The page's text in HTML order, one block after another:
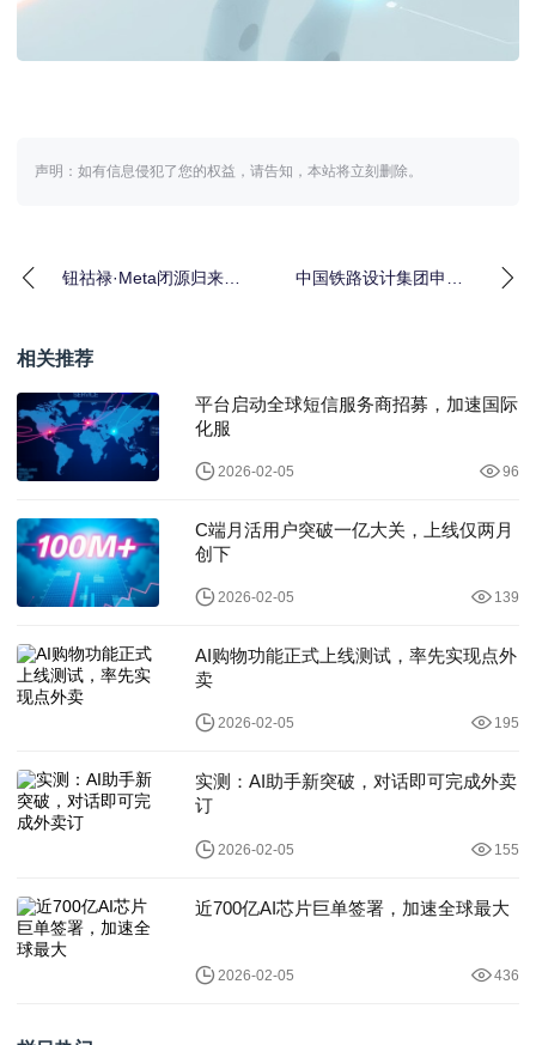
声明：如有信息侵犯了您的权益，请告知，本站将立刻删除。
钮祜禄·Meta闭源归来，
中国铁路设计集团申请
相关推荐
平台启动全球短信服务商招募，加速国际
化服
2026-02-05 96
C端月活用户突破一亿大关，上线仅两月
创下
2026-02-05 139
AI购物功能正式上线测试，率先实现点外
卖
2026-02-05 195
实测：AI助手新突破，对话即可完成外卖
订
2026-02-05 155
近700亿AI芯片巨单签署，加速全球最大
2026-02-05 436